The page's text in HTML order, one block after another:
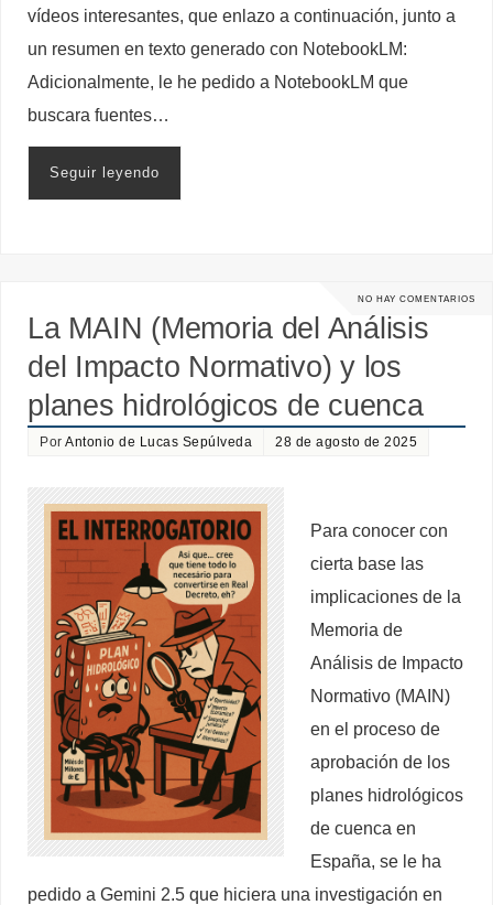
vídeos interesantes, que enlazo a continuación, junto a
un resumen en texto generado con NotebookLM:
Adicionalmente, le he pedido a NotebookLM que
buscara fuentes…
Seguir leyendo
NO HAY COMENTARIOS
La MAIN (Memoria del Análisis
del Impacto Normativo) y los
planes hidrológicos de cuenca
PorAntonio de Lucas Sepúlveda 28 de agosto de 2025
Para conocer con
cierta base las
implicaciones de la
Memoria de
Análisis de Impacto
Normativo (MAIN)
en el proceso de
aprobación de los
planes hidrológicos
de cuenca en
España, se le ha
pedido a Gemini 2.5 que hiciera una investigación en